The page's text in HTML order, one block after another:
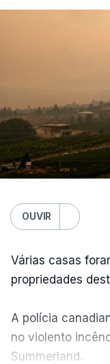
OUVIR
Várias casas
propriedades
A polícia
no violento
Summerland.